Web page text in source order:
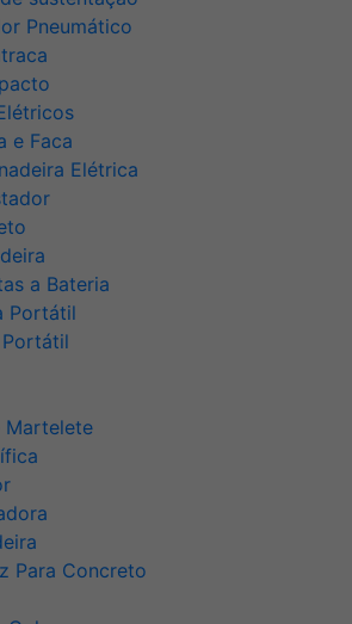
Pneumático
e Faca
Elétrica
a Bateria
Portátil
Portátil
Martelete
Para Concreto